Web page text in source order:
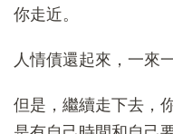
你走近。
人情債還起來，一來
但是，繼續走下去，